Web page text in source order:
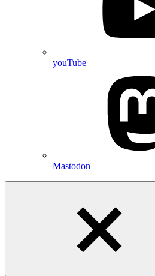
youTube
Mastodon